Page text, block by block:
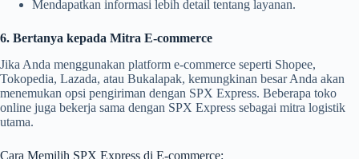
Mendapatkan informasi lebih detail tentang layanan.
6. Bertanya kepada Mitra E-commerce
Jika Anda menggunakan platform e-commerce seperti Shopee,
Tokopedia, Lazada, atau Bukalapak, kemungkinan besar Anda akan
menemukan opsi pengiriman dengan SPX Express. Beberapa toko
online juga bekerja sama dengan SPX Express sebagai mitra logistik
utama.
Cara Memilih SPX Express di E-commerce: